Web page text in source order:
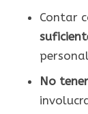
Contar
No